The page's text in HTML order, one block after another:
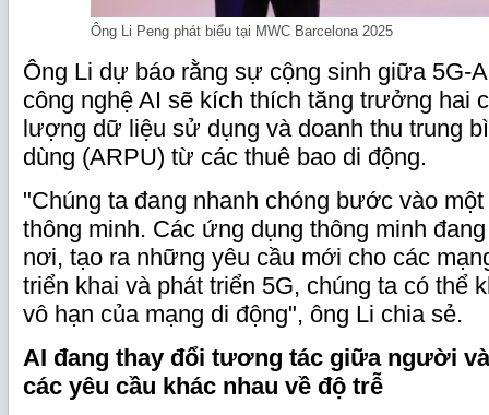
Ông Li Peng phát biểu tại MWC Barcelona 2025
Ông Li dự báo rằng sự cộng sinh giữa 5G-
công nghệ AI sẽ kích thích tăng trưởng hai
lượng dữ liệu sử dụng và doanh thu trung
dùng (ARPU) từ các thuê bao di động.
"Chúng ta đang nhanh chóng bước vào
thông minh. Các ứng dụng thông minh
nơi, tạo ra những yêu cầu mới cho các
triển khai và phát triển 5G, chúng ta có thể
vô hạn của mạng di động", ông Li chia sẻ.
AI đang thay đổi tương tác giữa người
các yêu cầu khác nhau về độ trễ